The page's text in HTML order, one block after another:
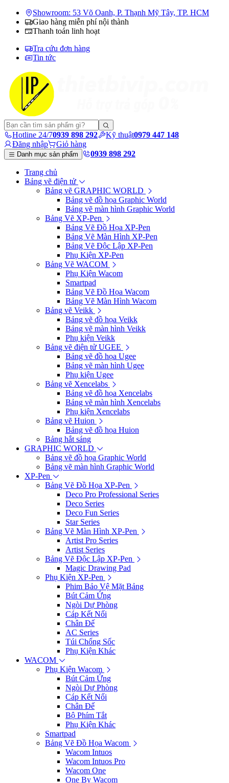
Showroom: 53 Võ Oanh, P. Thạnh Mỹ Tây, TP. HCM
Giao hàng miễn phí nội thành
Thanh toán linh hoạt
Tra cứu đơn hàng
Tin tức
Hotline 24/70939 898 292 Kỹ thuật0979 447 148
Đăng nhập
Giỏ hàng
Danh mục sản phẩm 0939 898 292
Trang chủ
Bảng vẽ điện tử
Bảng vẽ GRAPHIC WORLD
Bảng vẽ đồ họa Graphic World
Bảng vẽ màn hình Graphic World
Bảng Vẽ XP-Pen
Bảng Vẽ Đồ Họa XP-Pen
Bảng Vẽ Màn Hình XP-Pen
Bảng Vẽ Độc Lập XP-Pen
Phụ Kiện XP-Pen
Bảng Vẽ WACOM
Phụ Kiện Wacom
Smartpad
Bảng Vẽ Đồ Họa Wacom
Bảng Vẽ Màn Hình Wacom
Bảng vẽ Veikk
Bảng vẽ đồ họa Veikk
Bảng vẽ màn hình Veikk
Phụ kiện Veikk
Bảng vẽ điện tử UGEE
Bảng vẽ đồ họa Ugee
Bảng vẽ màn hình Ugee
Phụ kiện Ugee
Bảng vẽ Xencelabs
Bảng vẽ đồ họa Xencelabs
Bảng vẽ màn hình Xencelabs
Phụ kiện Xencelabs
Bảng vẽ Huion
Bảng vẽ đồ họa Huion
Bảng hắt sáng
GRAPHIC WORLD
Bảng vẽ đồ họa Graphic World
Bảng vẽ màn hình Graphic World
XP-Pen
Bảng Vẽ Đồ Họa XP-Pen
Deco Pro Professional Series
Deco Series
Deco Fun Series
Star Series
Bảng Vẽ Màn Hình XP-Pen
Artist Pro Series
Artist Series
Bảng Vẽ Độc Lập XP-Pen
Magic Drawing Pad
Phụ Kiện XP-Pen
Phim Bảo Vệ Mặt Bảng
Bút Cảm Ứng
Ngòi Dự Phòng
Cáp Kết Nối
Chân Đế
AC Series
Túi Chống Sốc
Phụ Kiện Khác
WACOM
Phụ Kiện Wacom
Bút Cảm Ứng
Ngòi Dự Phòng
Cáp Kết Nối
Chân Đế
Bộ Phím Tắt
Phụ Kiện Khác
Smartpad
Bảng Vẽ Đồ Họa Wacom
Wacom Intuos
Wacom Intuos Pro
Wacom One
One By Wacom